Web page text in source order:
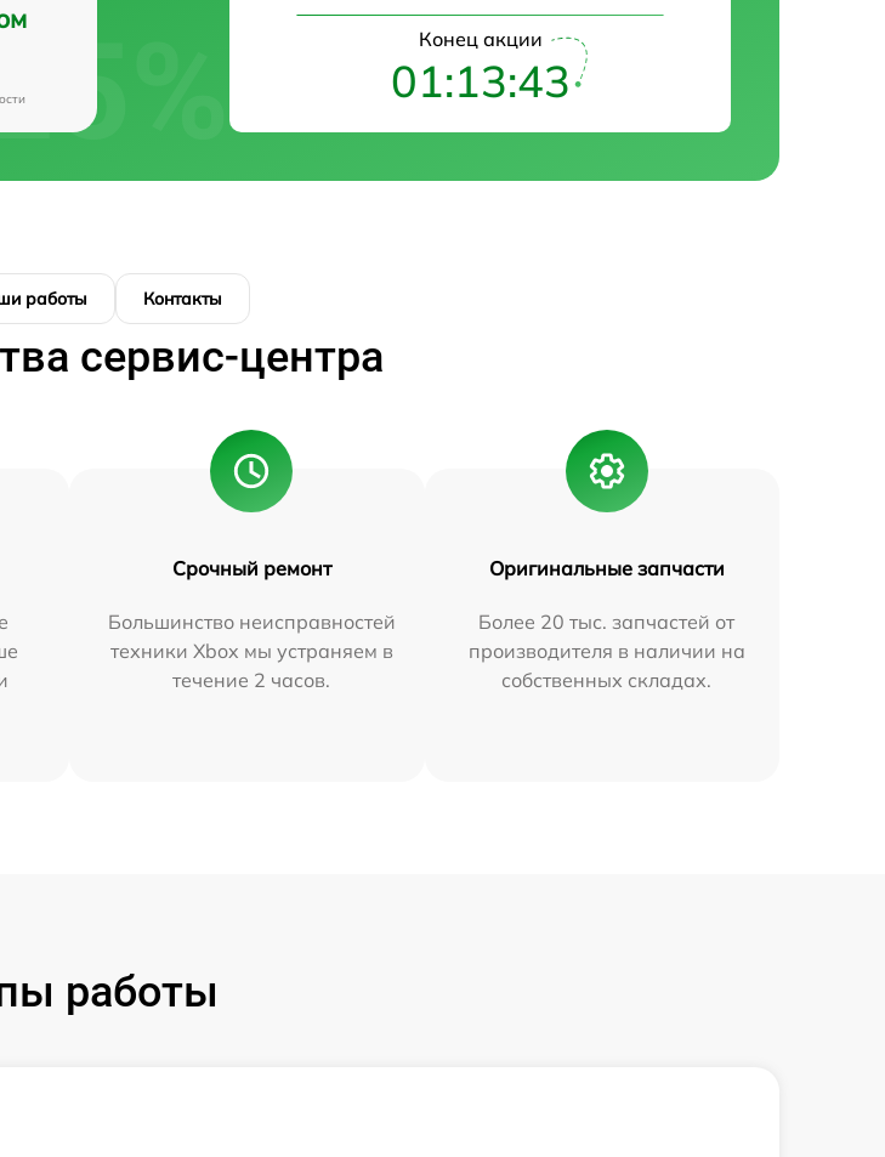
Конец акции
01:13:42
работы Контакты
сервис-центра
Срочный ремонт
Большинство неисправностей
техники Xbox мы устраняем в
течение 2 часов.
Оригинальные запчасти
Более 20 тыс. запчастей от
производителя в наличии на
собственных складах.
работы